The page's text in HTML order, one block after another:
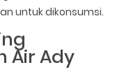
untuk dikonsumsi.
Air Ady